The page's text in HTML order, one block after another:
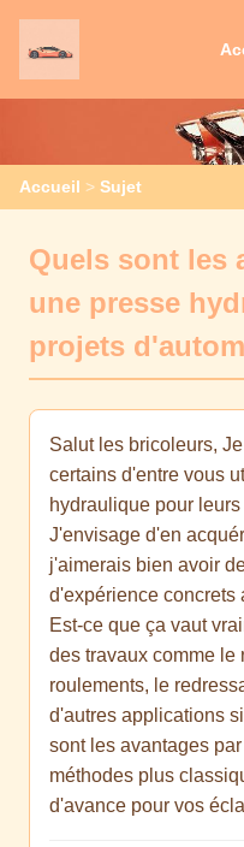
Accueil > Sujet
Quels sont les
une presse
projets
Salut les bricoleurs,
certains d'entre vous
hydraulique pour
J'envisage d'en
j'aimerais bien avoir
d'expérience concrets
Est-ce que ça vaut
des travaux comme le
roulements, le
d'autres applications
sont les avantages
méthodes plus
d'avance pour vos